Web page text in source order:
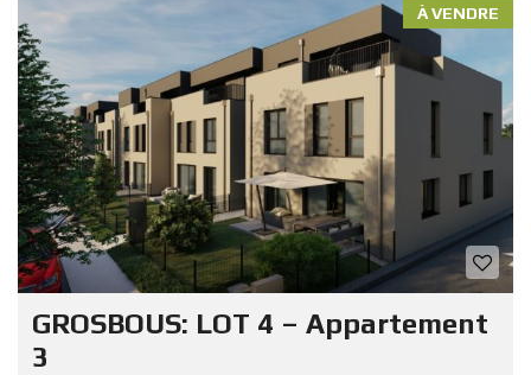
À VENDRE
GROSBOUS: LOT 4 – Appartement
3